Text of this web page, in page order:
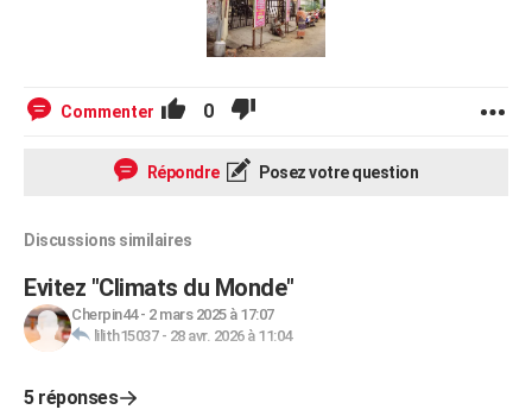
Commenter 0
Répondre Posez votre question
Discussions similaires
Evitez "Climats du Monde"
Cherpin44- 2 mars 2025 à 17:07
lilith15037- 28 avr. 2026 à 11:04
5 réponses